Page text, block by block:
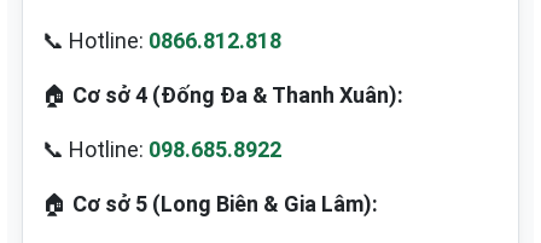
📞 Hotline: 0866.812.818
🏠 Cơ sở 4 (Đống Đa & Thanh Xuân):
📞 Hotline: 098.685.8922
🏠 Cơ sở 5 (Long Biên & Gia Lâm):